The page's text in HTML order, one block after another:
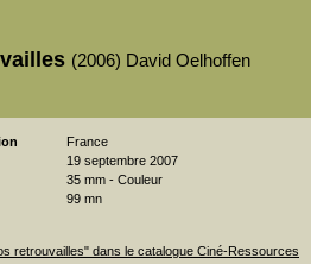
(2006) David Oelhoffen
France
19 septembre 2007
35 mm - Couleur
99 mn
retrouvailles" dans le catalogue Ciné-Ressources